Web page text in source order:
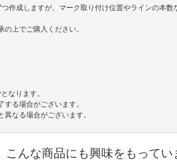
作成しますが、マーク取り付け位置やラインの本
上でご購入ください。
なります。
る場合がございます。
なる場合がございます。
んな商品にも興味をもってい